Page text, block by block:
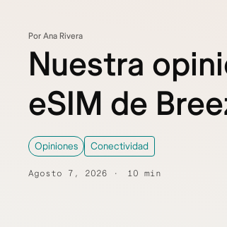
Por Ana Rivera
Nuestra
eSIM de
Opiniones Conectividad
Agosto 7, 2026 10 min